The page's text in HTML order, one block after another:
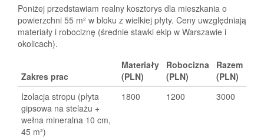
Poniżej przedstawiam realny kosztorys dla mieszkania o
powierzchni 55 m² w bloku z wielkiej płyty. Ceny uwzględniają
materiały i robociznę (średnie stawki ekip w Warszawie i
okolicach).
Zakres prac
Materiały
(PLN)
Robocizna
(PLN)
Razem
(PLN)
Izolacja stropu (płyta
gipsowa na stelażu +
wełna mineralna 10 cm,
45 m²)
1800 1200 3000